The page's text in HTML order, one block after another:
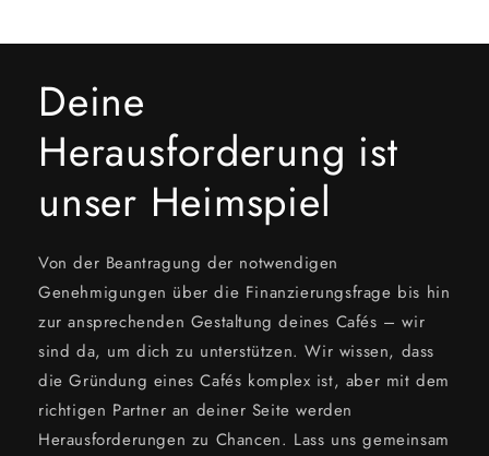
Deine
Herausforderung ist
unser Heimspiel
Von der Beantragung der notwendigen
Genehmigungen über die Finanzierungsfrage bis hin
zur ansprechenden Gestaltung deines Cafés – wir
sind da, um dich zu unterstützen. Wir wissen, dass
die Gründung eines Cafés komplex ist, aber mit dem
richtigen Partner an deiner Seite werden
Herausforderungen zu Chancen. Lass uns gemeinsam